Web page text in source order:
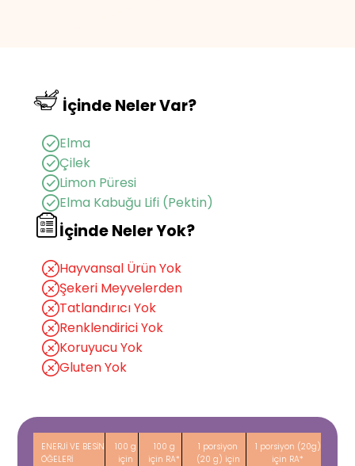
Raf Ömrü: 15 Ay
İçinde Neler Var?
Elma
Çilek
Limon Püresi
Elma Kabuğu Lifi (Pektin)
İçinde Neler Yok?
Hayvansal Ürün Yok
Şekeri Meyvelerden
Tatlandırıcı Yok
Renklendirici Yok
Koruyucu Yok
Gluten Yok
ENERJİ VE BESİN
ÖĞELERİ
100 g
için
100 g
için RA*
1 porsiyon
(20 g) için
1 porsiyon (20g)
için RA*